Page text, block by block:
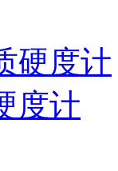
硬度计
度计